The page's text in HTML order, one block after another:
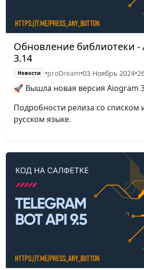
Обновление библиотеки -
3.14
Новости •proDream•03 Ноябрь 2024•
🚀 Вышла новая версия Aiogram
Подробности релиза со списком
русском языке.